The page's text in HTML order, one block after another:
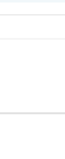
環境です。